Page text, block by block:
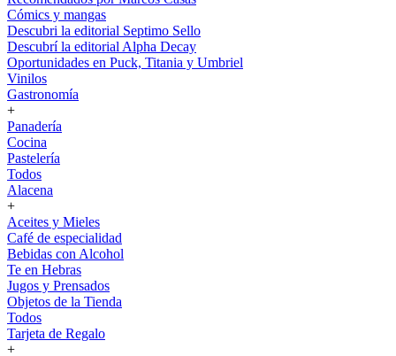
Cómics y mangas
Descubri la editorial Septimo Sello
Descubrí la editorial Alpha Decay
Oportunidades en Puck, Titania y Umbriel
Vinilos
Gastronomía
+
Panadería
Cocina
Pastelería
Todos
Alacena
+
Aceites y Mieles
Café de especialidad
Bebidas con Alcohol
Te en Hebras
Jugos y Prensados
Objetos de la Tienda
Todos
Tarjeta de Regalo
+